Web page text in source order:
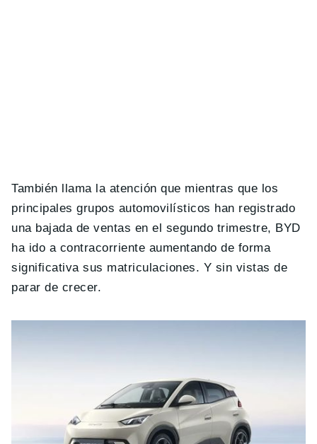
También llama la atención que mientras que los
principales grupos automovilísticos han registrado
una bajada de ventas en el segundo trimestre, BYD
ha ido a contracorriente aumentando de forma
significativa sus matriculaciones. Y sin vistas de
parar de crecer.